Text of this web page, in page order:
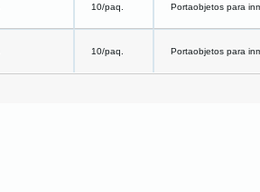
10/paq. Portaobjetos para
10/paq. Portaobjetos para